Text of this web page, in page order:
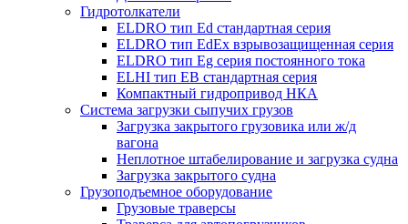
Гидротолкатели
ELDRO тип Ed стандартная серия
ELDRO тип EdEx взрывозащищенная серия
ELDRO тип Eg серия постоянного тока
ELHI тип ЕВ стандартная серия
Компактный гидропривод НКА
Система загрузки сыпучих грузов
Загрузка закрытого грузовика или ж/д
вагона
Неплотное штабелирование и загрузка судна
Загрузка закрытого судна
Грузоподъемное оборудование
Грузовые траверсы